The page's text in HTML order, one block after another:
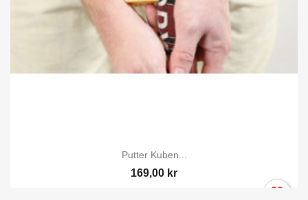
Putter Kuben...
169,00 kr
Logga in
Du behöver vara inlogga för att spara produkter i din